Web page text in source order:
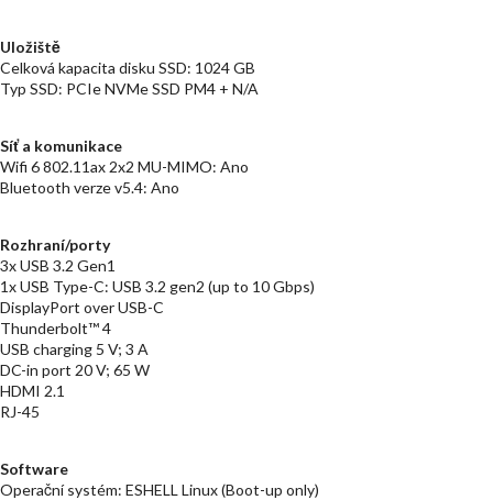
Uložiště
Celková kapacita disku SSD: 1024 GB
Typ SSD: PCIe NVMe SSD PM4 + N/A
Síť a komunikace
Wifi 6 802.11ax 2x2 MU-MIMO: Ano
Bluetooth verze v5.4: Ano
Rozhraní/porty
3x USB 3.2 Gen1
1x USB Type-C: USB 3.2 gen2 (up to 10 Gbps)
DisplayPort over USB-C
Thunderbolt™ 4
USB charging 5 V; 3 A
DC-in port 20 V; 65 W
HDMI 2.1
RJ-45
Software
Operační systém: ESHELL Linux (Boot-up only)